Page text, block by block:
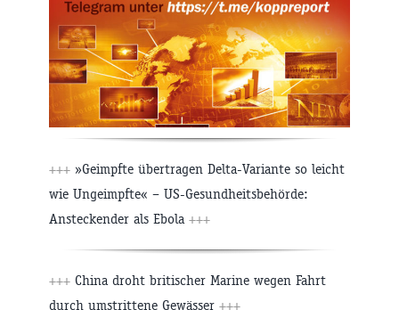
+++ »Geimpfte übertragen Delta-Variante so leicht
wie Ungeimpfte« – US-Gesundheitsbehörde:
Ansteckender als Ebola +++
+++ China droht britischer Marine wegen Fahrt
durch umstrittene Gewässer +++